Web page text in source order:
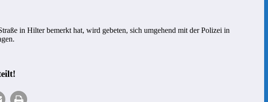
in Hilter bemerkt hat, wird gebeten, sich umgehend mit der Polizei in